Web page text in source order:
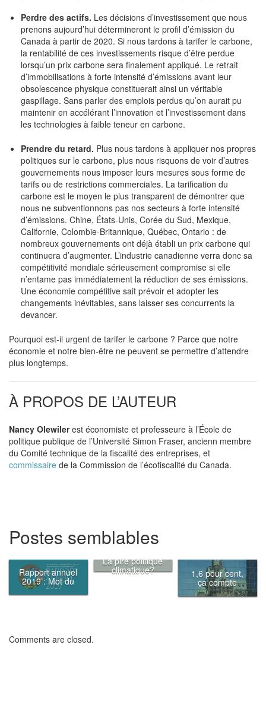
Perdre des actifs. Les décisions d’investissement que nous
prenons aujourd’hui détermineront le profil d’émission du
Canada à partir de 2020. Si nous tardons à tarifer le carbone,
la rentabilité de ces investissements risque d’être perdue
lorsqu’un prix carbone sera finalement appliqué. Le retrait
d’immobilisations à forte intensité d’émissions avant leur
obsolescence physique constituerait ainsi un véritable
gaspillage. Sans parler des emplois perdus qu’on aurait pu
maintenir en accélérant l’innovation et l’investissement dans
les technologies à faible teneur en carbone.
Prendre du retard. Plus nous tardons à appliquer nos propres
politiques sur le carbone, plus nous risquons de voir d’autres
gouvernements nous imposer leurs mesures sous forme de
tarifs ou de restrictions commerciales. La tarification du
carbone est le moyen le plus transparent de démontrer que
nous ne subventionnons pas nos secteurs à forte intensité
d’émissions. Chine, États-Unis, Corée du Sud, Mexique,
Californie, Colombie-Britannique, Québec, Ontario : de
nombreux gouvernements ont déjà établi un prix carbone qui
continuera d’augmenter. L’industrie canadienne verra donc sa
compétitivité mondiale sérieusement compromise si elle
n’entame pas immédiatement la réduction de ses émissions.
Une économie compétitive sait prévoir et adopter les
changements inévitables, sans laisser ses concurrents la
devancer.
Pourquoi est-il urgent de tarifer le carbone ? Parce que notre
économie et notre bien-être ne peuvent se permettre d’attendre
plus longtemps.
À PROPOS DE L’AUTEUR
Nancy Olewilerest économiste et professeure à l’École de
politique publique de l’Université Simon Fraser, ancienn membre
du Comité technique de la fiscalité des entreprises, et
commissaire de la Commission de l’écofiscalité du Canada.
Postes semblables
Rapport annuel
2019 : Mot du
président
La pire politique
climatique?
L’incertitude 1,6 pour cent,
ça compte
Comments are closed.